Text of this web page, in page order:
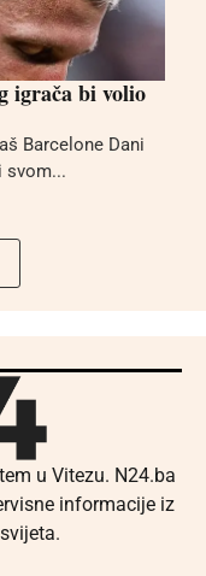
igrača bi volio
Barcelone Dani
svom...
u Vitezu. N24.ba
informacije iz